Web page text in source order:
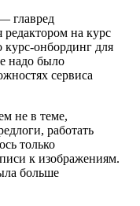
главред
на курс
онбординг для
надо было
сервиса
не в теме,
работать
только
к изображениям.
больше